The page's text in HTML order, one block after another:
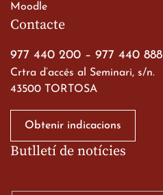
a les ciutats imperials
Contacte
977 440 200 – 977 440 888
Crtra d’accés al Seminari, s/n.
43500 TORTOSA
Obtenir indicacions
Moodle
Butlletí de notícies